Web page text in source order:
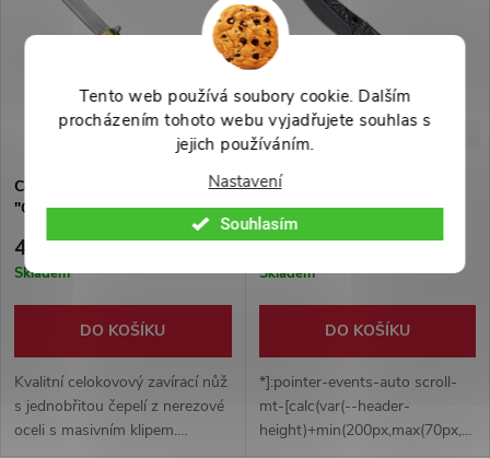
Tento web používá soubory cookie. Dalším
procházením tohoto webu vyjadřujete souhlas s
jejich používáním.
Nastavení
Souhlasím
Celokovový zavírací nůž
"GOLDEN DRAGONFLY"
499 Kč
Skladem
DO KOŠÍKU
Kvalitní celokovový zavírací nůž
s jednobřitou čepelí z nerezové
oceli s masivním klipem.
Celokovový nůž "FOREST
DEER" s klipem
499 Kč
Skladem
DO KOŠÍKU
*]:pointer-events-auto scroll-
mt-[calc(var(--header-